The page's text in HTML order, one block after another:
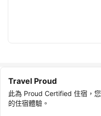
Travel Proud
此為 Proud Certified 住宿，
的住宿體驗。